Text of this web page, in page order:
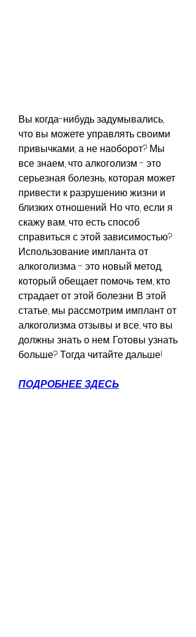
Вы когда-нибудь задумывались,
что вы можете управлять своими
привычками, а не наоборот? Мы
все знаем, что алкоголизм - это
серьезная болезнь, которая может
привести к разрушению жизни и
близких отношений. Но что, если я
скажу вам, что есть способ
справиться с этой зависимостью?
Использование импланта от
алкоголизма - это новый метод,
который обещает помочь тем, кто
страдает от этой болезни. В этой
статье, мы рассмотрим имплант от
алкоголизма отзывы и все, что вы
должны знать о нем. Готовы узнать
больше? Тогда читайте дальше!
ПОДРОБНЕЕ ЗДЕСЬ